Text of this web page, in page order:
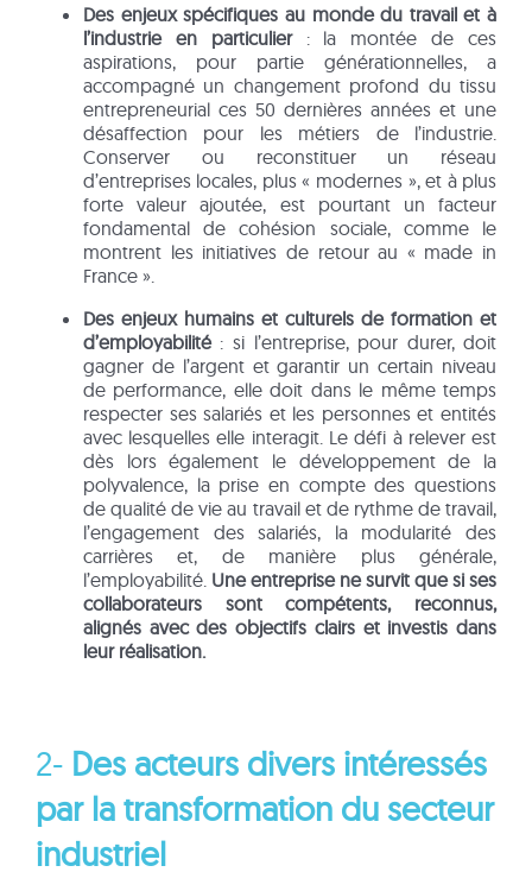
Des enjeux spécifiques au monde du travail et à
l’industrie en particulier: la montée de ces
aspirations, pour partie générationnelles, a
accompagné un changement profond du tissu
entrepreneurial ces 50 dernières années et une
désaffection pour les métiers de l’industrie.
Conserver ou reconstituer un réseau
d’entreprises locales, plus « modernes », et à plus
forte valeur ajoutée, est pourtant un facteur
fondamental de cohésion sociale, comme le
montrent les initiatives de retour au « made in
France ».
Des enjeux humains et culturels de formation et
d’employabilité: si l’entreprise, pour durer, doit
gagner de l’argent et garantir un certain niveau
de performance, elle doit dans le même temps
respecter ses salariés et les personnes et entités
avec lesquelles elle interagit. Le défi à relever est
dès lors également le développement de la
polyvalence, la prise en compte des questions
de qualité de vie au travail et de rythme de travail,
l’engagement des salariés, la modularité des
carrières et, de manière plus générale,
l’employabilité. Une entreprise ne survit que si ses
collaborateurs sont compétents, reconnus,
alignés avec des objectifs clairs et investis dans
leur réalisation.
2- Des acteurs divers intéressés
par la transformation du secteur
industriel